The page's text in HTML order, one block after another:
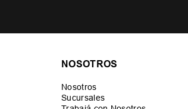
NOSOTROS
Nosotros
Sucursales